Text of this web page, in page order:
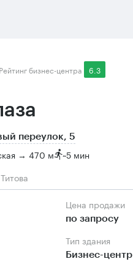
Рейтинг бизнес-центра 6.3
переулок, 5
→ 470 м ~5 мин
Цена продажи
по запросу
Тип здания
Бизнес-центр